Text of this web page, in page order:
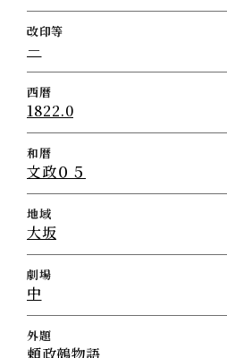
改印等
－
西暦
1822.0
和暦
文政０５
地域
大坂
劇場
中
外題